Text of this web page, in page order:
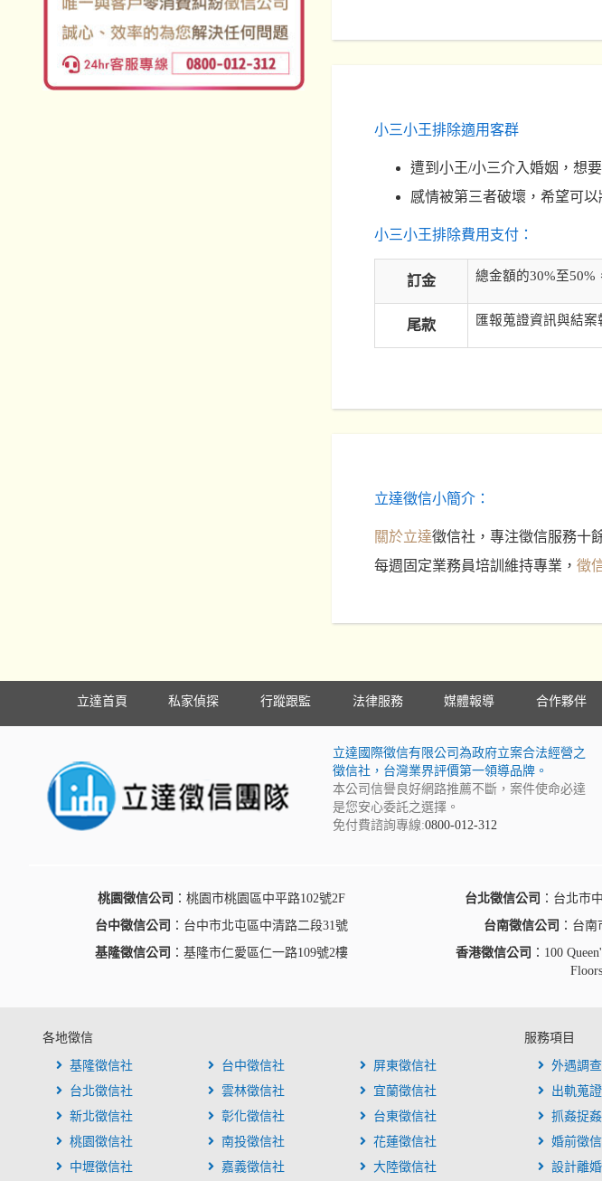
小三小王排除適用客群
遭到小王/小三介入婚姻，想
感情被第三者破壞，希望可
小三小王排除費用支付：
訂金 總金額的30%至50%
尾款 匯報蒐證資訊與結
立達徵信小簡介：
關於立達徵信社，專注徵信服務十
每週固定業務員培訓維持專業， 徵
立達首頁 私家偵探 行蹤跟監 法律服務 媒體報導 合作夥伴
立達國際徵信有限公司為政府立案合法經營之
徵信社，台灣業界評價第一領導品牌。
本公司信譽良好網路推薦不斷，案件使命必達
是您安心委託之選擇。
免付費諮詢專線:0800-012-312
桃園徵信公司 ：桃園市桃園區中平路102號2F 台北徵信公司 ：台北市
台中徵信公司 ：台中市北屯區中清路二段31號 台南徵信公司 ：台
基隆徵信公司 ：基隆市仁愛區仁一路109號2樓 香港徵信公司 ：100
各地徵信
基隆徵信社
台北徵信社
新北徵信社
桃園徵信社
中壢徵信社
台中徵信社
雲林徵信社
彰化徵信社
南投徵信社
嘉義徵信社
屏東徵信社
宜蘭徵信社
台東徵信社
花蓮徵信社
大陸徵信社
服務項目
外遇調查
出軌蒐證
抓姦捉姦
婚前徵信
設計離婚